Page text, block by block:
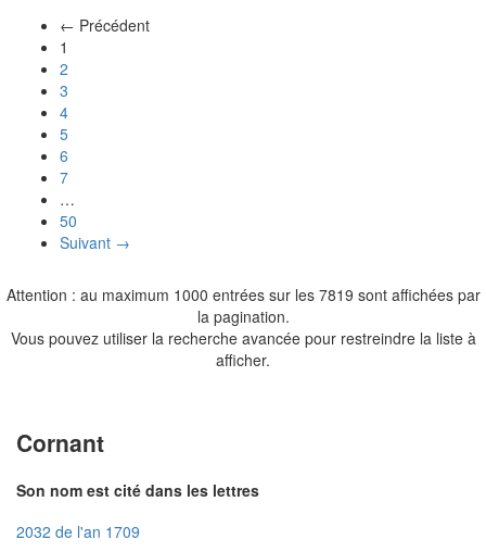
← Précédent
1
2
3
4
5
6
7
…
50
Suivant →
Attention : au maximum 1000 entrées sur les 7819 sont affichées par
la pagination.
Vous pouvez utiliser la recherche avancée pour restreindre la liste à
afficher.
Cornant
Son nom est cité dans les lettres
2032 de l'an 1709